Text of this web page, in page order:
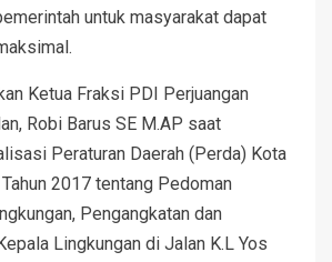
untuk masyarakat dapat
Ketua Fraksi PDI Perjuangan
Robi Barus SE M.AP saat
Peraturan Daerah (Perda) Kota
2017 tentang Pedoman
Pengangkatan dan
Lingkungan di Jalan K.L Yos